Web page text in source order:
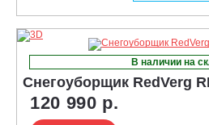
В наличии на
Снегоуборщик RedVerg
120 990 р.